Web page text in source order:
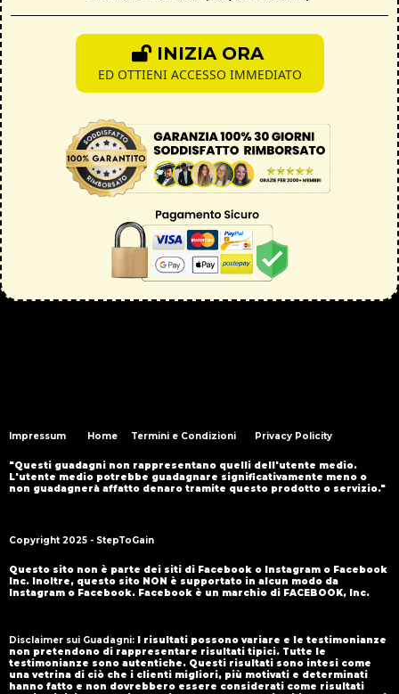
INIZIA ORA
ED OTTIENI ACCESSO IMMEDIATO
Impressum Home Termini e Condizioni Privacy Policity
"Questi guadagni non rappresentano quelli dell'utente medio.
L'utente medio potrebbe guadagnare significativamente meno o
non guadagnerà affatto denaro tramite questo prodotto o servizio."
Copyright 2025 - StepToGain
Questo sito non è parte dei siti di Facebook o Instagram o Facebook
Inc. Inoltre, questo sito NON è supportato in alcun modo da
Instagram o Facebook. Facebook è un marchio di FACEBOOK, Inc.
Disclaimer sui Guadagni: I risultati possono variare e le testimonianze
non pretendono di rappresentare risultati tipici. Tutte le
testimonianze sono autentiche. Questi risultati sono intesi come
una vetrina di ciò che i clienti migliori, più motivati e determinati
hanno fatto e non dovrebbero essere considerati come risultati